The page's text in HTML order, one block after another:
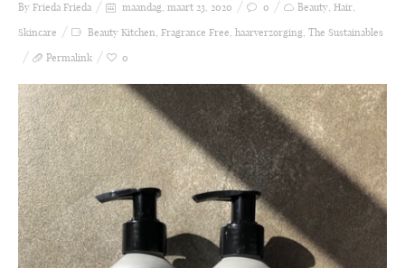
By Frieda Frieda maandag, maart 23, 2020 0 Beauty, Hair,
Skincare
Beauty Kitchen, Fragrance Free, haarverzorging, The Sustainables
Permalink
0